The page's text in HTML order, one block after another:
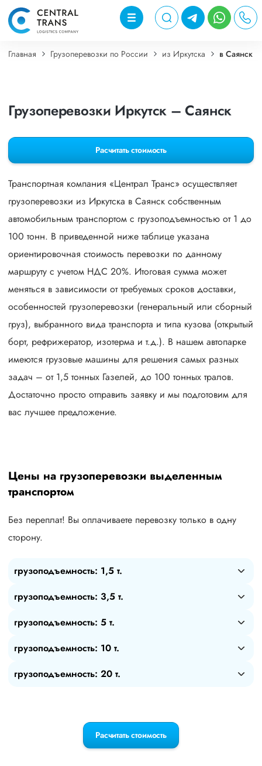
Главная Грузоперевозки по России из Иркутска в Саянск
Грузоперевозки Иркутск – Саянск
Расчитать стоимость
Транспортная компания «Централ Транс» осуществляет
грузоперевозки из Иркутска в Саянск собственным
автомобильным транспортом с грузоподъемностью от 1 до
100 тонн. В приведенной ниже таблице указана
ориентировочная стоимость перевозки по данному
маршруту с учетом НДС 20%. Итоговая сумма может
меняться в зависимости от требуемых сроков доставки,
особенностей грузоперевозки (генеральный или сборный
груз), выбранного вида транспорта и типа кузова (открытый
борт, рефрижератор, изотерма и т.д.). В нашем автопарке
имеются грузовые машины для решения самых разных
задач – от 1,5 тонных Газелей, до 100 тонных тралов.
Достаточно просто отправить заявку и мы подготовим для
вас лучшее предложение.
Цены на грузоперевозки выделенным
транспортом
Без переплат! Вы оплачиваете перевозку только в одну
сторону.
грузоподъемность: 1,5 т.
грузоподъемность: 3,5 т.
грузоподъемность: 5 т.
грузоподъемность: 10 т.
грузоподъемность: 20 т.
Расчитать стоимость